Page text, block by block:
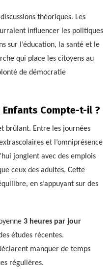
théoriques. Les
influencer les politiques
sur l’éducation, la santé et le
qui place les citoyens au
de démocratie
Enfants Compte-t-il ?
brûlant. Entre les journées
et l’omniprésence
jonglent avec des emplois
ceux des adultes. Cette
en s’appuyant sur des
3 heures par jour
études récentes.
manquer de temps
régulières.